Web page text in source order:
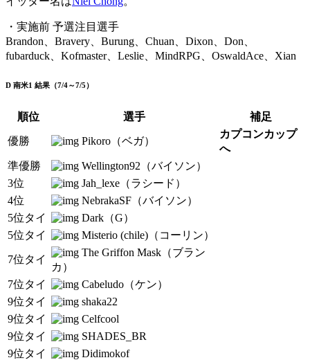
・実施前 予選注目選手
Brandon、Bravery、Burung、Chuan、Dixon、Don、
fubarduck、Kofmaster、Leslie、MindRPG、OswaldAce、Xian
D 南米1 結果（7/4～7/5）
順位 選手 補足
優勝 Pikoro（ベガ）
カプコンカップ
へ
準優勝
Wellington92（バイソン）
3位
Jah_lexe（ラシード）
4位
NebrakaSF（バイソン）
5位タイ
Dark（G）
5位タイ
Misterio (chile)（コーリン）
7位タイ
The Griffon Mask（ブラン
カ）
7位タイ
Cabeludo（ケン）
9位タイ
shaka22
9位タイ
Celfcool
9位タイ
SHADES_BR
9位タイ
Didimokof